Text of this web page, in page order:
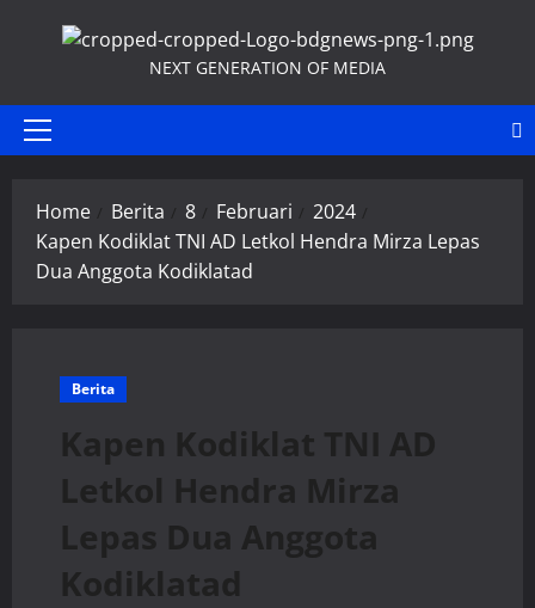
NEXT GENERATION OF MEDIA
Primary
Home Berita 8 Februari
2024
Kapen Kodiklat TNI AD Letkol Hendra Mirza Lepas
Dua Anggota Kodiklatad
Berita
Kapen Kodiklat TNI AD
Letkol Hendra Mirza
Lepas Dua Anggota
Kodiklatad